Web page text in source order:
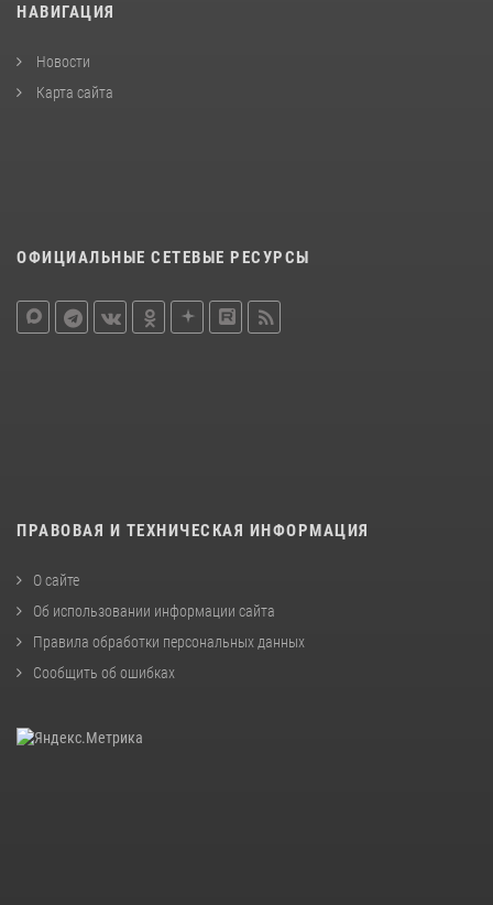
НАВИГАЦИЯ
Новости
Карта сайта
ОФИЦИАЛЬНЫЕ СЕТЕВЫЕ РЕСУРСЫ
ПРАВОВАЯ И ТЕХНИЧЕСКАЯ ИНФОРМАЦИЯ
О сайте
Об использовании информации сайта
Правила обработки персональных данных
Сообщить об ошибках